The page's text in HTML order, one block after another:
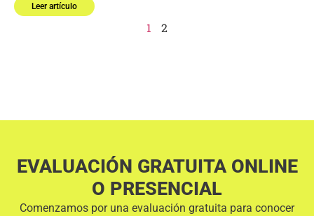
Leer artículo
1 2
EVALUACIÓN GRATUITA ONLINE
O PRESENCIAL
Comenzamos por una evaluación gratuita para conocer